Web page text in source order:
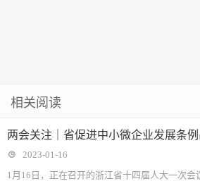
相关阅读
两会关注｜省促进中小微企业发展条例
2023-01-16
1月16日，正在召开的浙江省十四届人大一次会